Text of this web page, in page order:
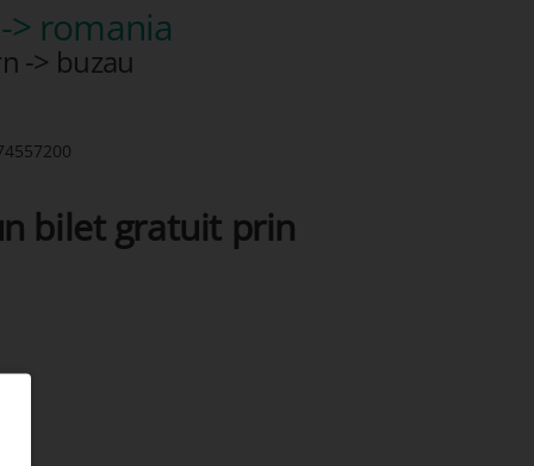
romania
-> buzau
bilet gratuit prin